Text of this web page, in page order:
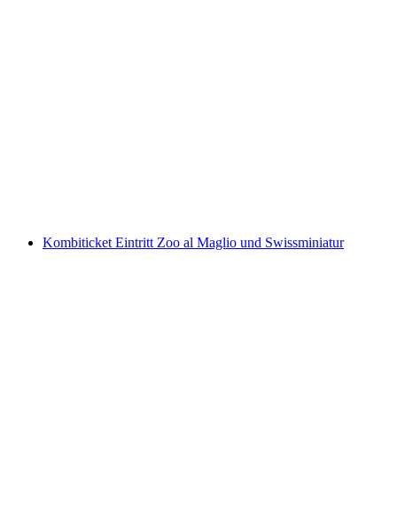
Kombiticket Eintritt Zoo al Maglio und Swissminiatur